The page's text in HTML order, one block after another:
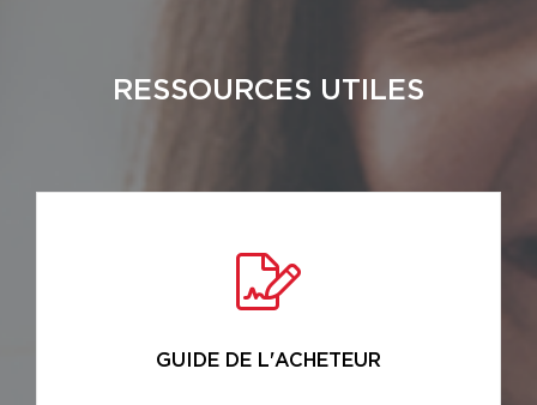
RESSOURCES UTILES
GUIDE DE L'ACHETEUR